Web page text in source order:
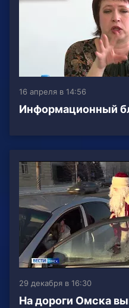
16 апреля в 14:56
Информационный
29 декабря в 16:30
На дороги Омска